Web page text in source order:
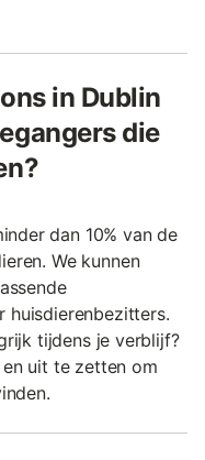
in Dublin
die
dan 10% van de
We kunnen
huisdierenbezitters.
tijdens je verblijf?
uit te zetten om